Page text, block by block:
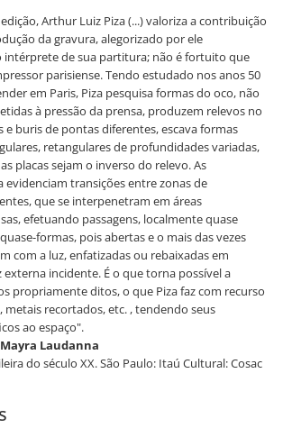
Arthur Luiz Piza (...) valoriza a contribuição
da gravura, alegorizado por ele
intérprete de sua partitura; não é fortuito que
parisiense. Tendo estudado nos anos 50
em Paris, Piza pesquisa formas do oco, não
à pressão da prensa, produzem relevos no
e buris de pontas diferentes, escava formas
retangulares de profundidades variadas,
placas sejam o inverso do relevo. As
evidenciam transições entre zonas de
que se interpenetram em áreas
efetuando passagens, localmente quase
formas, pois abertas e o mais das vezes
com a luz, enfatizadas ou rebaixadas em
externa incidente. É o que torna possível a
propriamente ditos, o que Piza faz com recurso
metais recortados, etc. , tendendo seus
ao espaço".
Laudanna
do século XX. São Paulo: Itaú Cultural: Cosac